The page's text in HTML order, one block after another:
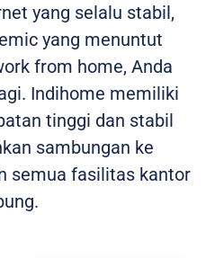
yang selalu stabil,
yang menuntut
from home, Anda
Indihome memiliki
tinggi dan stabil
sambungan ke
semua fasilitas kantor